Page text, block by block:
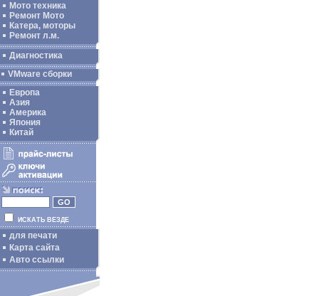
Мото техника
Ремонт Мото
Катера, моторы
Ремонт л.м.
Диагностика
VMware сборки
Европа
Азия
Америка
Япония
Китай
ИСКАТЬ ВЕЗДЕ
для печати
Карта сайта
Авто ссылки